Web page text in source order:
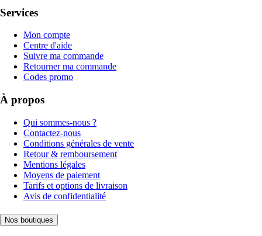
Services
Mon compte
Centre d'aide
Suivre ma commande
Retourner ma commande
Codes promo
À propos
Qui sommes-nous ?
Contactez-nous
Conditions générales de vente
Retour & remboursement
Mentions légales
Moyens de paiement
Tarifs et options de livraison
Avis de confidentialité
Nos boutiques